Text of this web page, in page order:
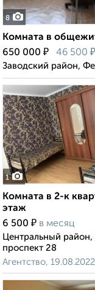
8
Комната в
650 000 ₽ 46 500 ₽
Заводский район,
1
Комната в 2-к
этаж
6 500 ₽ в месяц
Центральный
проспект 28
Агентство, 19.08.2022